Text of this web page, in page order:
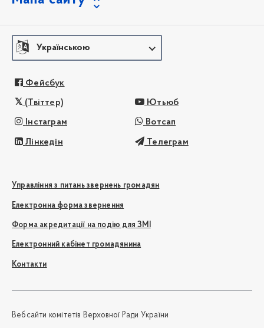
Українською
Фейсбук
(Твіттер) Ютьюб
Інстаграм Вотсап
Лінкедін Телеграм
Управління з питань звернень громадян
Електронна форма звернення
Форма акредитації на подію для ЗМІ
Електронний кабінет громадянина
Контакти
Вебсайти комітетів Верховної Ради України